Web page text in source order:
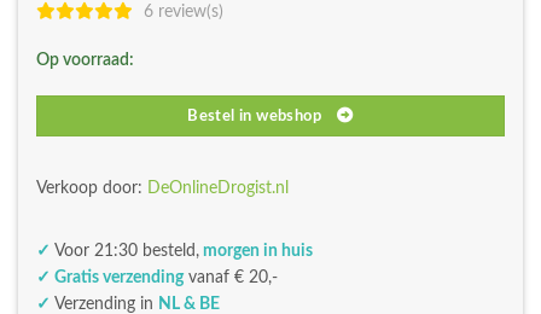
6 review(s)
Op voorraad:
Bestel in webshop
Verkoop door: DeOnlineDrogist.nl
✓ Voor 21:30 besteld, morgen in huis
✓ Gratis verzendingvanaf € 20,-
✓ Verzending in NL & BE